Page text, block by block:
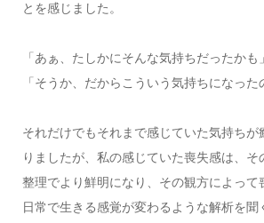
とを感じました。
「あぁ、たしかにそんな気持ちだったかも」
「そうか、だからこういう気持ちになった
それだけでもそれまで感じていた気持ちが
りましたが、私の感じていた喪失感は、
整理でより鮮明になり、その観方によって
日常で生きる感覚が変わるような解析を聞